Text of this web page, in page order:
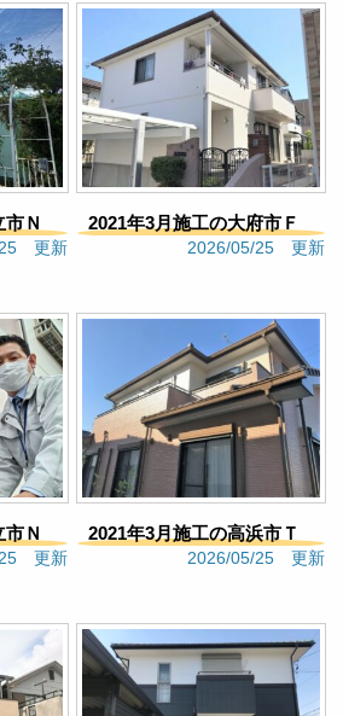
すごく感謝していました。その後のア
ーが残念すぎた。結局契約すればそれ
しょうか？忙しいのは分かりますが、
再度依頼しても謝る言葉も無かった事
感を感じます。あとは色のバリエーシ
時に、納期があまり無かったのもある
と言われ、依頼したはずの内容がはず
る事なら最終確認して欲しかったで
気持ち。それを担当に伝えても、そう
う感じでややカチンときました。もう
。
ミ
見積もりの段階から丁寧に対
き施工完了までお世話になりました。
ておりましたがエムアールさんに依頼
き職人さん達にも感謝しております。
間お世話になりますがよろしくお願い
ミ
Ｎ
更新
2021年3月施工の大府市Ｆ
2026/05/25 更新
Ｎ
更新
2021年3月施工の高浜市Ｔ
2026/05/25 更新